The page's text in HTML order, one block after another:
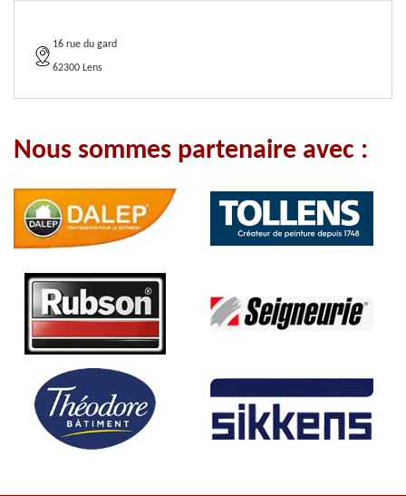
16 rue du gard
62300 Lens
Nous sommes partenaire avec :